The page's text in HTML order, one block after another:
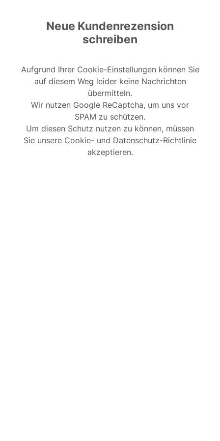
Neue Kundenrezension
schreiben
Aufgrund Ihrer Cookie-Einstellungen können Sie
auf diesem Weg leider keine Nachrichten
übermitteln.
Wir nutzen Google ReCaptcha, um uns vor
SPAM zu schützen.
Um diesen Schutz nutzen zu können, müssen
Sie unsere Cookie- und Datenschutz-Richtlinie
akzeptieren.